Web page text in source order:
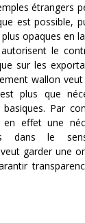
étrangers
est possible,
opaques en
le
sur les
wallon
plus que
Par
effet une
dans le
veut garder une